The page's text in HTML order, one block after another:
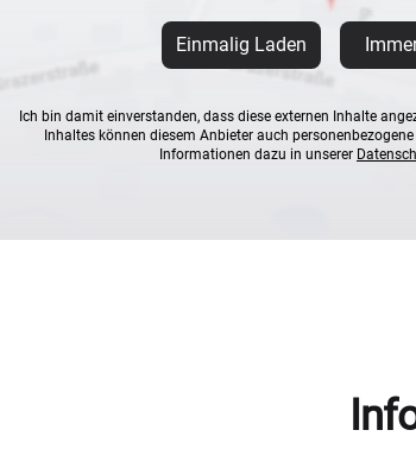
Einmalig Laden
Ich bin damit einverstanden, dass diese externen Inhalte
Inhaltes können diesem Anbieter auch
Informationen dazu in unserer